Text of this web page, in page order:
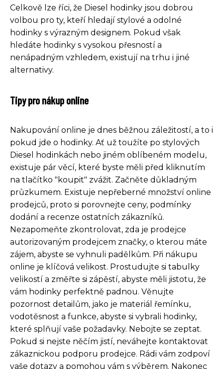
Celkově lze říci, že Diesel hodinky jsou dobrou
volbou pro ty, kteří hledají stylové a odolné
hodinky s výrazným designem. Pokud však
hledáte hodinky s vysokou přesností a
nenápadným vzhledem, existují na trhu i jiné
alternativy.
Tipy pro nákup online
Nakupování online je dnes běžnou záležitostí, a to i
pokud jde o hodinky. Ať už toužíte po stylových
Diesel hodinkách nebo jiném oblíbeném modelu,
existuje pár věcí, které byste měli před kliknutím
na tlačítko "koupit" zvážit. Začněte důkladným
průzkumem. Existuje nepřeberné množství online
prodejců, proto si porovnejte ceny, podmínky
dodání a recenze ostatních zákazníků.
Nezapomeňte zkontrolovat, zda je prodejce
autorizovaným prodejcem značky, o kterou máte
zájem, abyste se vyhnuli padělkům. Při nákupu
online je klíčová velikost. Prostudujte si tabulky
velikostí a změřte si zápěstí, abyste měli jistotu, že
vám hodinky perfektně padnou. Věnujte
pozornost detailům, jako je materiál řemínku,
vodotěsnost a funkce, abyste si vybrali hodinky,
které splňují vaše požadavky. Nebojte se zeptat.
Pokud si nejste něčím jistí, neváhejte kontaktovat
zákaznickou podporu prodejce. Rádi vám zodpoví
vaše dotazy a pomohou vám s výběrem. Nakonec